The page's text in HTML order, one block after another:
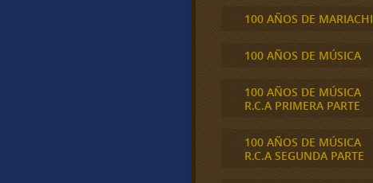
100 AÑOS DE MARIACHI
100 AÑOS DE MÚSICA
100 AÑOS DE MÚSICA
R.C.A PRIMERA PARTE
100 AÑOS DE MÚSICA
R.C.A SEGUNDA PARTE